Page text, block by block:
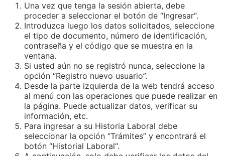
Una vez que tenga la sesión abierta, debe
proceder a seleccionar el botón de “Ingresar“.
Introduzca luego los datos solicitados, seleccione
el tipo de documento, número de identificación,
contraseña y el código que se muestra en la
ventana.
Si usted aún no se registró nunca, seleccione la
opción “Registro nuevo usuario”.
Desde la parte izquierda de la web tendrá acceso
al menú con las operaciones que puede realizar en
la página. Puede actualizar datos, verificar su
información, etc.
Para ingresar a su Historia Laboral debe
seleccionar la opción “Trámites” y encontrará el
botón “Historial Laboral“.